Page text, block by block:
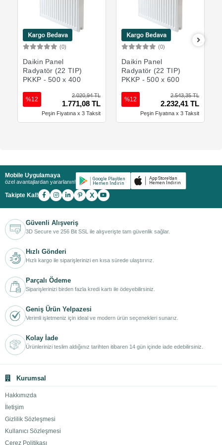
(0)
Daikin Panel
Radyatör (22 TIP)
PKKP - 500 x 400
2.020,94 TL
1.771,08 TL
%12
Peşin Fiyatına x 3 Taksit
(0)
Daikin Panel
Radyatör (22 TIP)
PKKP - 500 x 600
2.543,35 TL
2.232,41 TL
%12
Peşin Fiyatına x 3 Taksit
Mobile Uygulamaya
özel avantajlardan yararlanın!
Takipte Kal! X
Güvenli Alışveriş
3D Secure ve 256 Bit SSL ile alışverişte tam güvenlik sağlar.
Hızlı Gönderi
Hızlı kargo ile siparişlerinizi en kısa sürede ulaştırırız.
Parçalı Ödeme
Siparişlerinizi birden fazla kredi kartı ile ödeyebilirsiniz.
Geniş Ürün Yelpazesi
Verimli işletmeniz için ideal ve modern ürün seçenekleri sunarız.
Kolay İade
Ürünlerinizi teslim aldığınız tarihten itibaren 14 gün içinde iade edebilirsiniz.
Kurumsal
Hakkımızda
İletişim
Gizlilik Sözleşmesi
Kullanıcı Sözleşmesi
Çerez Politikası